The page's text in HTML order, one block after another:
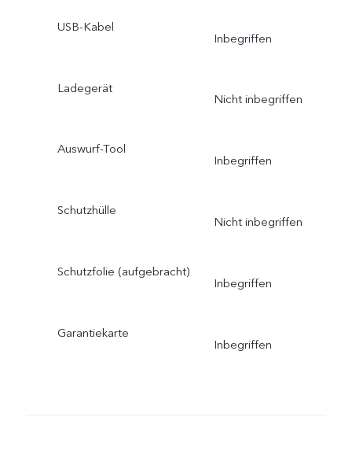
USB-Kabel
Inbegriffen
Ladegerät
Nicht inbegriffen
Auswurf-Tool
Inbegriffen
Schutzhülle
Nicht inbegriffen
Schutzfolie (aufgebracht)
Inbegriffen
Garantiekarte
Inbegriffen